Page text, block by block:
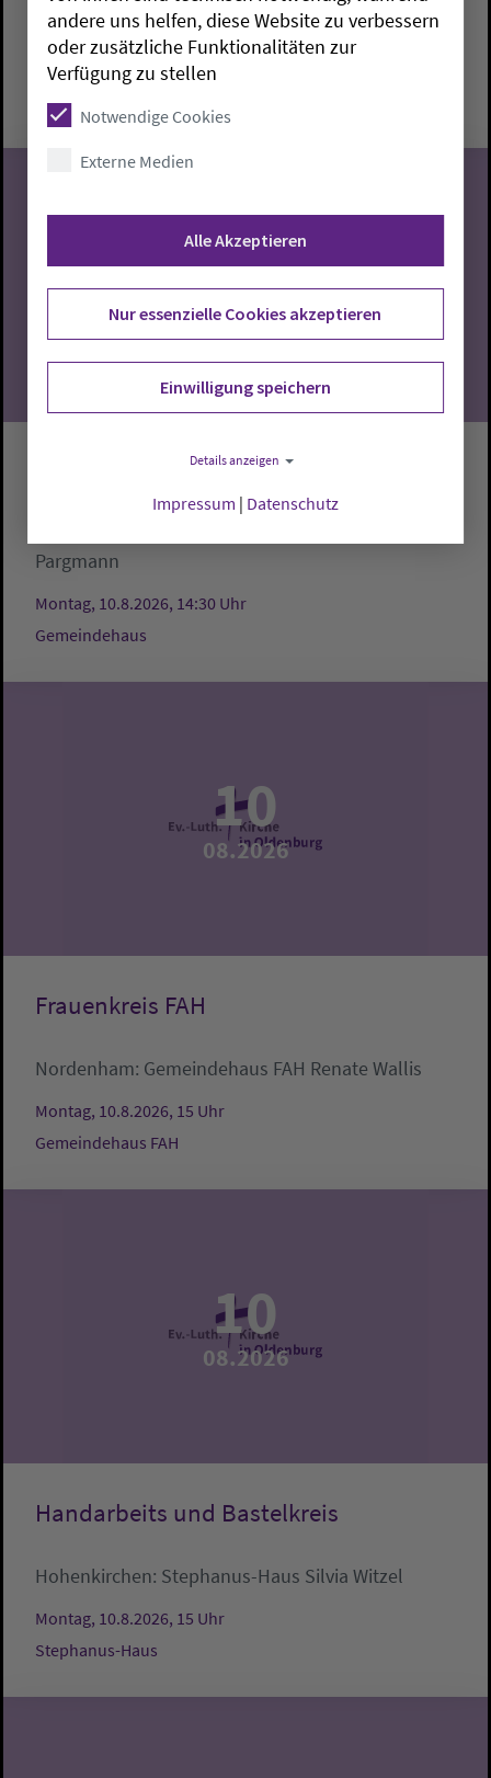
Brake:Paul-Gerhardt-HausBärbel Arping
Montag, 10.8.2026, 14-17 Uhr
Paul-Gerhardt-Haus
10
08.2026
Handarbeitskreis
Pargmann
Montag, 10.8.2026, 14:30 Uhr
Gemeindehaus
10
08.2026
Frauenkreis FAH
Nordenham: Gemeindehaus FAH Renate Wallis
Montag, 10.8.2026, 15 Uhr
Gemeindehaus FAH
10
08.2026
Handarbeits und Bastelkreis
Hohenkirchen: Stephanus-Haus Silvia Witzel
Montag, 10.8.2026, 15 Uhr
Stephanus-Haus
andere uns helfen, diese Website zu verbessern
oder zusätzliche Funktionalitäten zur
Verfügung zu stellen
Notwendige Cookies
Externe Medien
Alle Akzeptieren
Nur essenzielle Cookies akzeptieren
Einwilligung speichern
Details anzeigen
Impressum | Datenschutz